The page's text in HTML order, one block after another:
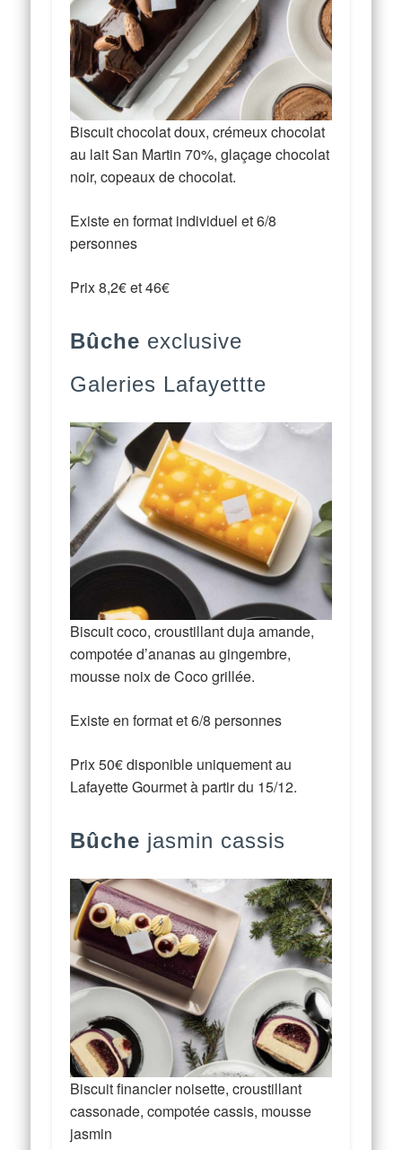
Biscuit chocolat doux, crémeux chocolat
au lait San Martin 70%, glaçage chocolat
noir, copeaux de chocolat.
Existe en format individuel et 6/8
personnes
Prix 8,2€ et 46€
Bûche exclusive
Galeries Lafayettte
Biscuit coco, croustillant duja amande,
compotée d’ananas au gingembre,
mousse noix de Coco grillée.
Existe en format et 6/8 personnes
Prix 50€ disponible uniquement au
Lafayette Gourmet à partir du 15/12.
Bûche jasmin cassis
Biscuit financier noisette, croustillant
cassonade, compotée cassis, mousse
jasmin